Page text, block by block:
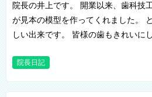
院長の井上です。 開業以来、歯科技
が見本の模型を作ってくれました。
しい出来です。 皆様の歯もき
院長日記